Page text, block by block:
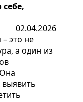
02.04.2026
это не
а один из
выявить